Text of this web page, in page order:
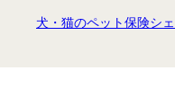
犬・猫のペット保険シ